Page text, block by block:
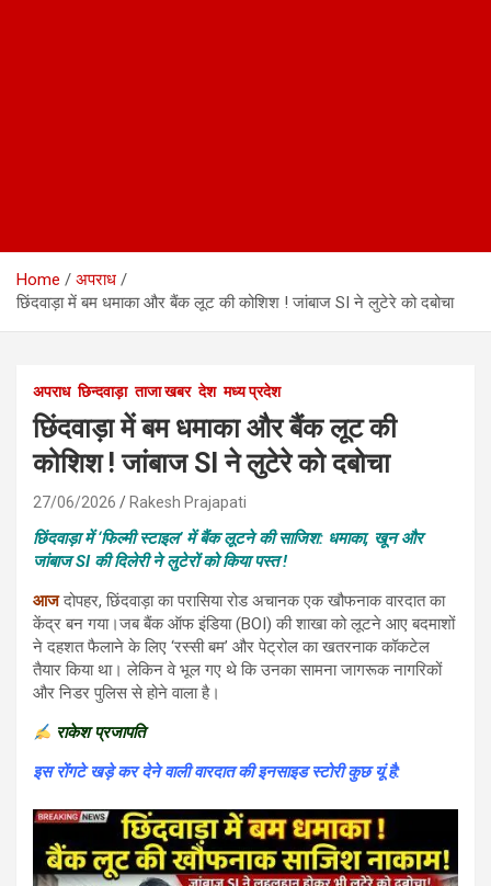
Home
अपराध
छिंदवाड़ा में बम धमाका और बैंक लूट की कोशिश ! जांबाज SI ने लुटेरे को दबोचा
अपराध छिन्दवाड़ा ताजा खबर देश मध्य प्रदेश
छिंदवाड़ा में बम धमाका और बैंक लूट की
कोशिश ! जांबाज SI ने लुटेरे को दबोचा
27/06/2026 Rakesh Prajapati
छिंदवाड़ा में ‘फिल्मी स्टाइल’ में बैंक लूटने की साजिश: धमाका, खून और
जांबाज SI की दिलेरी ने लुटेरों को किया पस्त !
आजदोपहर, छिंदवाड़ा का परासिया रोड अचानक एक खौफनाक वारदात का
केंद्र बन गया।जब बैंक ऑफ इंडिया (BOI) की शाखा को लूटने आए बदमाशों
ने दहशत फैलाने के लिए ‘रस्सी बम’ और पेट्रोल का खतरनाक कॉकटेल
तैयार किया था। लेकिन वे भूल गए थे कि उनका सामना जागरूक नागरिकों
और निडर पुलिस से होने वाला है।
राकेश प्रजापति
इस रोंगटे खड़े कर देने वाली वारदात की इनसाइड स्टोरी कुछ यूं है: